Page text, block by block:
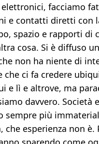
facciamo
e contatti diretti con
spazio e rapporti di
cosa. Si è diffuso
non ha niente di
che ci fa credere
e lì e altrove, ma
davvero. Società
sempre più
che esperienza non